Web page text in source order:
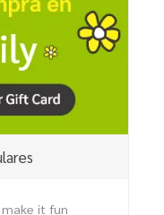
make it fun